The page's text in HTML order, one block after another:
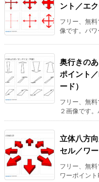
ント／エ
フリー、無
像です。パ
奥行きの
ポイント
ード）
フリー、無
２画像です
立体八方
セル／ワー
フリー、無
ワーポイン